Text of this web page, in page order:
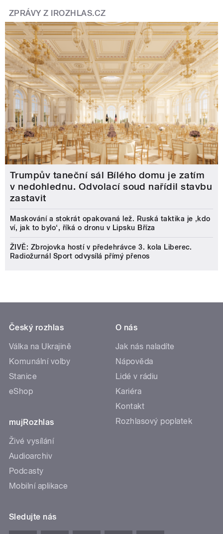
ZPRÁVY Z IROZHLAS.CZ
Trumpův taneční sál Bílého domu je zatím
v nedohlednu. Odvolací soud nařídil stavbu
zastavit
Maskování a stokrát opakovaná lež. Ruská taktika je ‚kdo
ví, jak to bylo‘, říká o dronu v Lipsku Bříza
ŽIVĚ: Zbrojovka hostí v předehrávce 3. kola Liberec.
Radiožurnál Sport odvysílá přímý přenos
Český rozhlas
Válka na Ukrajině
Komunální volby
Stanice
eShop
mujRozhlas
Živé vysílání
Audioarchiv
Podcasty
Mobilní aplikace
O nás
Jak nás naladíte
Nápověda
Lidé v rádiu
Kariéra
Kontakt
Rozhlasový poplatek
Sledujte nás